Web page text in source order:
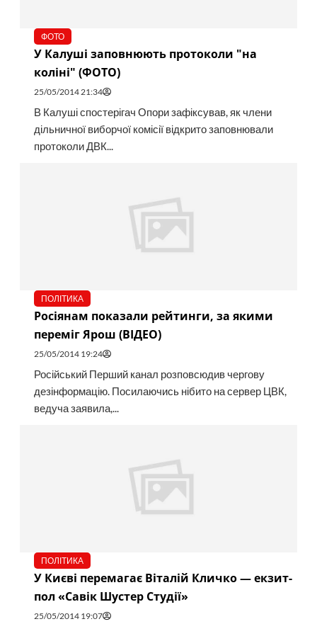
ФОТО
У Калуші заповнюють протоколи "на
коліні" (ФОТО)
25/05/2014 21:34
В Калуші спостерігач Опори зафіксував, як члени
дільничної виборчої комісії відкрито заповнювали
протоколи ДВК...
ПОЛІТИКА
Росіянам показали рейтинги, за якими
переміг Ярош (ВІДЕО)
25/05/2014 19:24
Російський Перший канал розповсюдив чергову
дезінформацію. Посилаючись нібито на сервер ЦВК,
ведуча заявила,...
ПОЛІТИКА
У Києві перемагає Віталій Кличко — екзит-
пол «Савік Шустер Студії»
25/05/2014 19:07